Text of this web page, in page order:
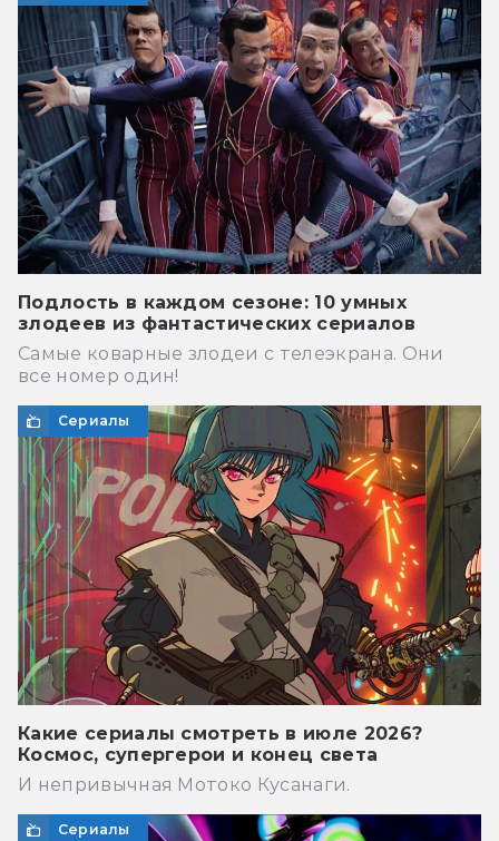
Подлость в каждом сезоне: 10 умных
злодеев из фантастических сериалов
Самые коварные злодеи с телеэкрана. Они
все номер один!
Сериалы
Какие сериалы смотреть в июле 2026?
Космос, супергерои и конец света
И непривычная Мотоко Кусанаги.
Сериалы